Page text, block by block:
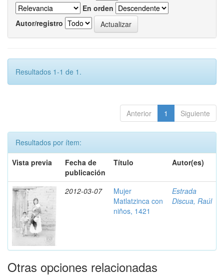
En orden
Autor/registro
Resultados 1-1 de 1.
Anterior 1 Siguiente
Resultados por ítem:
Vista previa
Fecha de
publicación
Título Autor(es)
2012-03-07
Mujer
Matlatzinca con
niños, 1421
Estrada
Discua, Raúl
Otras opciones relacionadas